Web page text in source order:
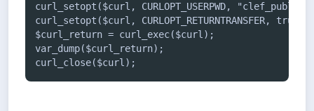
curl_setopt($curl, CURLOPT_USERPWD,
curl_setopt($curl, CURLOPT_RETURNTRANSFER, true);
$curl_return = curl_exec($curl);
var_dump($curl_return);
curl_close($curl);